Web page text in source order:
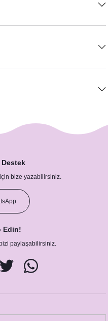
bize yazabilirsiniz.
Edin!
paylaşabilirsiniz.